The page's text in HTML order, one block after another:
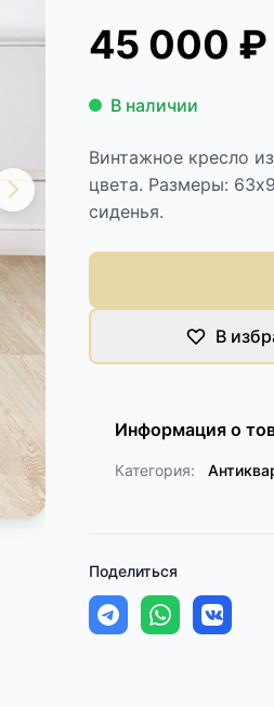
45 000 ₽
В наличии
Винтажное кресло
цвета. Размеры:
сиденья.
В
Информация о
Категория:
Поделиться